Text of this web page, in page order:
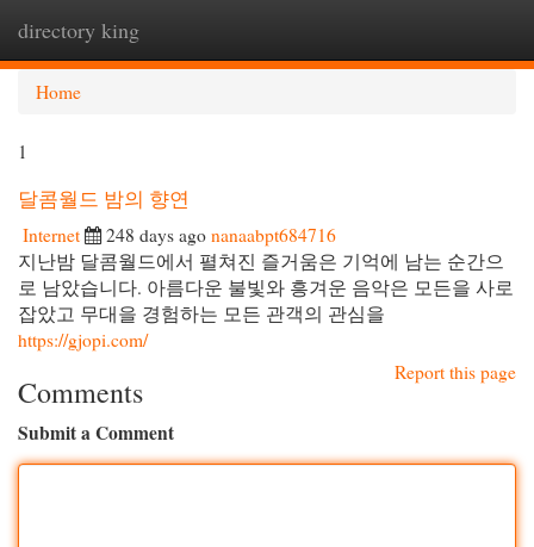
directory king
Home
1
달콤월드 밤의 향연
Internet 248 days ago nanaabpt684716
지난밤 달콤월드에서 펼쳐진 즐거움은 기억에 남는 순간으
로 남았습니다. 아름다운 불빛와 흥겨운 음악은 모든을 사로
잡았고 무대을 경험하는 모든 관객의 관심을
https://gjopi.com/
Report this page
Comments
Submit a Comment